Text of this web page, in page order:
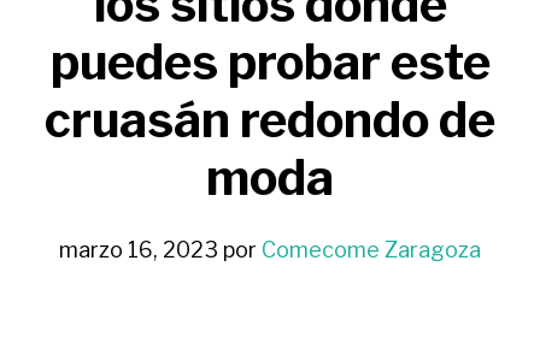
puedes probar este
cruasán redondo de
moda
marzo 16, 2023 por Comecome Zaragoza